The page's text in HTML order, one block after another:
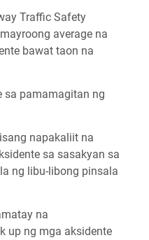
Traffic Safety
average na
bawat taon na
sa pamamagitan ng
napakaliit na
sa sasakyan sa
ng libu-libong pinsala
na
up ng mga aksidente